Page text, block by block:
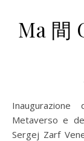
Ma 間
Inaugurazione della nuova galleria del Museo del
Metaverso e
Sergej Zarf